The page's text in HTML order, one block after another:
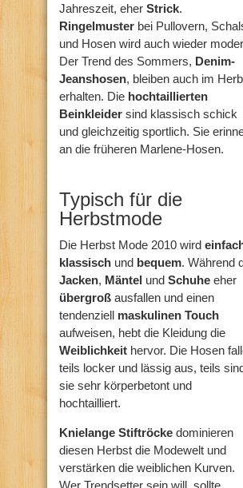
Jahreszeit, eher Strick.
Ringelmuster bei Pullovern,
und Hosen wird auch wieder
Der Trend des Sommers, Denim-
Jeanshosen, bleiben auch im
erhalten. Die hochtaillierten
Beinkleider sind klassisch schick
und gleichzeitig sportlich. Sie
an die früheren Marlene-Hosen.
Typisch für die
Herbstmode
Die Herbst Mode 2010 wird
klassisch und bequem. Während
Jacken, Mäntel und Schuhe eher
übergroß ausfallen und einen
tendenziell maskulinen Touch
aufweisen, hebt die Kleidung die
Weiblichkeit hervor. Die Hosen
teils locker und lässig aus, teils
sie sehr körperbetont und
hochtailliert.
Knielange Stiftröcke dominieren
diesen Herbst die Modewelt und
verstärken die weiblichen Kurven.
Wer Trendsetter sein will, sollte